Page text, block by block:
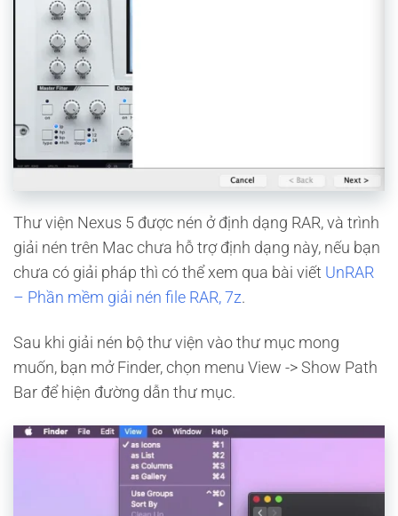
Thư viện Nexus 5 được nén ở định dạng RAR, và trình
giải nén trên Mac chưa hỗ trợ định dạng này, nếu bạn
chưa có giải pháp thì có thể xem qua bài viết UnRAR
– Phần mềm giải nén file RAR, 7z.
Sau khi giải nén bộ thư viện vào thư mục mong
muốn, bạn mở Finder, chọn menu View -> Show Path
Bar để hiện đường dẫn thư mục.